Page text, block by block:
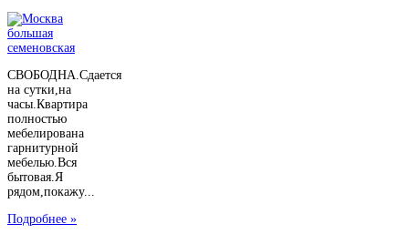
СВОБОДНА.Сдается
на сутки,на
часы.Квартира
полностью
мебелирована
гарнитурной
мебелью.Вся
бытовая.Я
рядом,покажу...
Подробнее »